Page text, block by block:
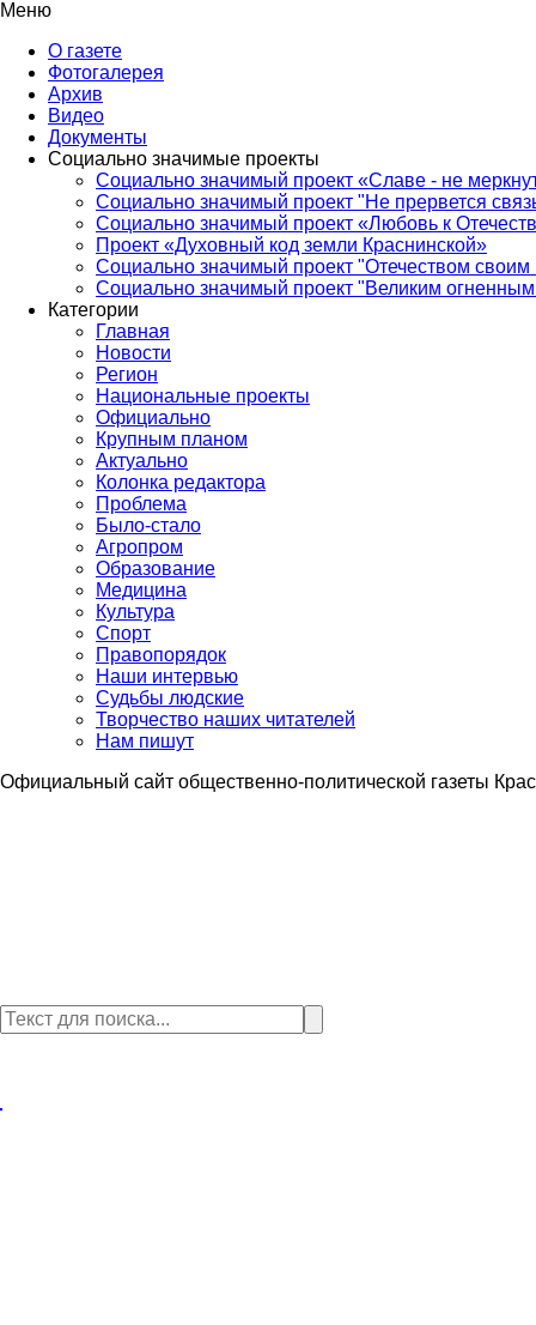
Меню
О газете
Фотогалерея
Архив
Видео
Документы
Социально значимые проекты
Социально значимый проект «Славе - не
Социально значимый проект "Не прервется
Социально значимый проект «Любовь к
Проект «Духовный код земли Краснинской»
Социально значимый проект "Отечеством своим
Социально значимый проект "Великим
Категории
Главная
Новости
Регион
Национальные проекты
Официально
Крупным планом
Актуально
Колонка редактора
Проблема
Было-стало
Агропром
Образование
Медицина
Культура
Спорт
Правопорядок
Наши интервью
Судьбы людские
Творчество наших читателей
Нам пишут
Официальный сайт общественно-политической газеты